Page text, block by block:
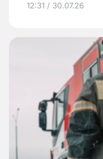
12:31 / 30.07.26